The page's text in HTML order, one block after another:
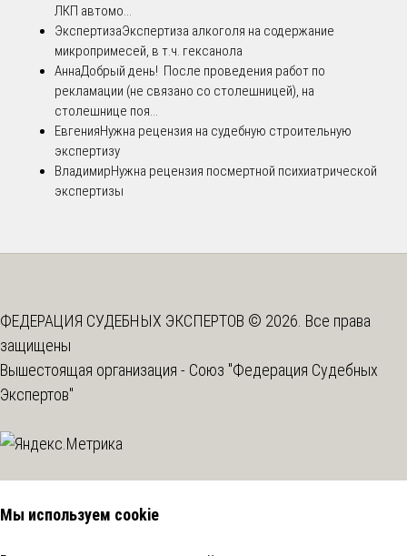
ЛКП автомо...
ЭкспертизаЭкспертиза алкоголя на содержание
микропримесей, в т.ч. гексанола
АннаДобрый день! После проведения работ по
рекламации (не связано со столешницей), на
столешнице поя...
ЕвгенияНужна рецензия на судебную строительную
экспертизу
ВладимирНужна рецензия посмертной психиатрической
экспертизы
ФЕДЕРАЦИЯ СУДЕБНЫХ ЭКСПЕРТОВ © 2026. Все права
защищены
Вышестоящая организация - Союз "Федерация Судебных
Экспертов"
Мы используем cookie